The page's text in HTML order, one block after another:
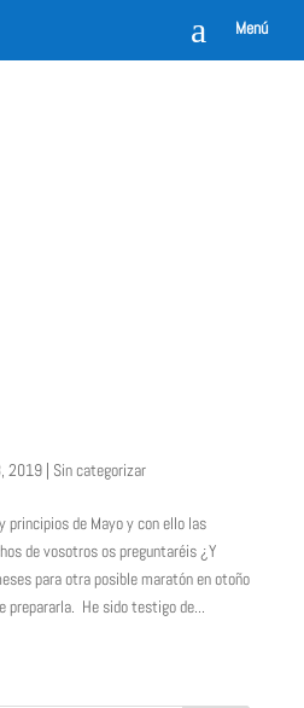
a Menú
2019| Sin categorizar
principios de Mayo y con ello las
de vosotros os preguntaréis ¿Y
para otra posible maratón en otoño
prepararla. He sido testigo de...